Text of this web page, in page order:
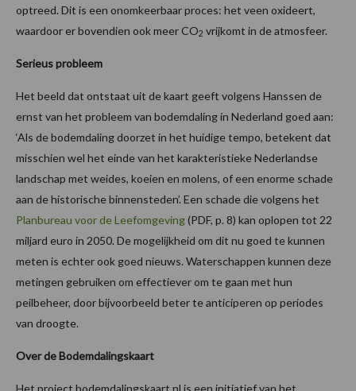
optreed. Dit is een onomkeerbaar proces: het veen oxideert,
waardoor er bovendien ook meer CO2 vrijkomt in de atmosfeer.
Serieus probleem
Het beeld dat ontstaat uit de kaart geeft volgens Hanssen de
ernst van het probleem van bodemdaling in Nederland goed aan:
‘Als de bodemdaling doorzet in het huidige tempo, betekent dat
misschien wel het einde van het karakteristieke Nederlandse
landschap met weides, koeien en molens, of een enorme schade
aan de historische binnensteden’. Een schade die volgens het
Planbureau voor de Leefomgeving(PDF, p. 8) kan oplopen tot 22
miljard euro in 2050. De mogelijkheid om dit nu goed te kunnen
meten is echter ook goed nieuws. Waterschappen kunnen deze
metingen gebruiken om effectiever om te gaan met hun
peilbeheer, door bijvoorbeeld beter te anticiperen op periodes
van droogte.
Over de Bodemdalingskaart
Het project bodemdalingskaart.nl is een initiatief van het